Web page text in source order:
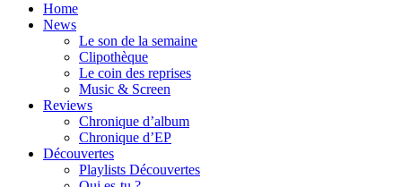
Home
News
Le son de la semaine
Clipothèque
Le coin des reprises
Music & Screen
Reviews
Chronique d’album
Chronique d’EP
Découvertes
Playlists Découvertes